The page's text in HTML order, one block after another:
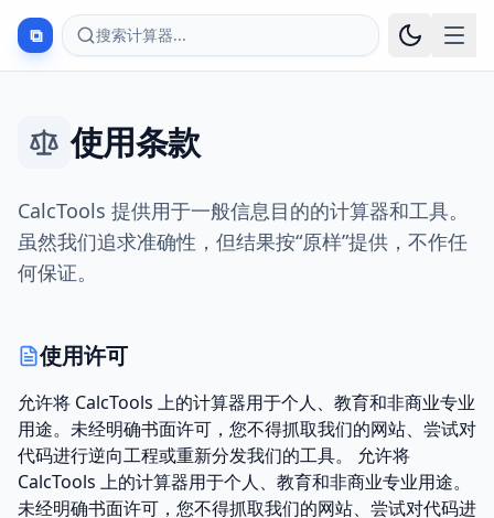
⧉ 搜索计算器...
使用条款
CalcTools 提供用于一般信息目的的计算器和工具。
虽然我们追求准确性，但结果按“原样”提供，不作任
何保证。
使用许可
允许将 CalcTools 上的计算器用于个人、教育和非商业专业
用途。未经明确书面许可，您不得抓取我们的网站、尝试对
代码进行逆向工程或重新分发我们的工具。 允许将
CalcTools 上的计算器用于个人、教育和非商业专业用途。
未经明确书面许可，您不得抓取我们的网站、尝试对代码进